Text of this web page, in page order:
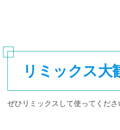
リミックス大
ぜひリミックスして使ってくださ